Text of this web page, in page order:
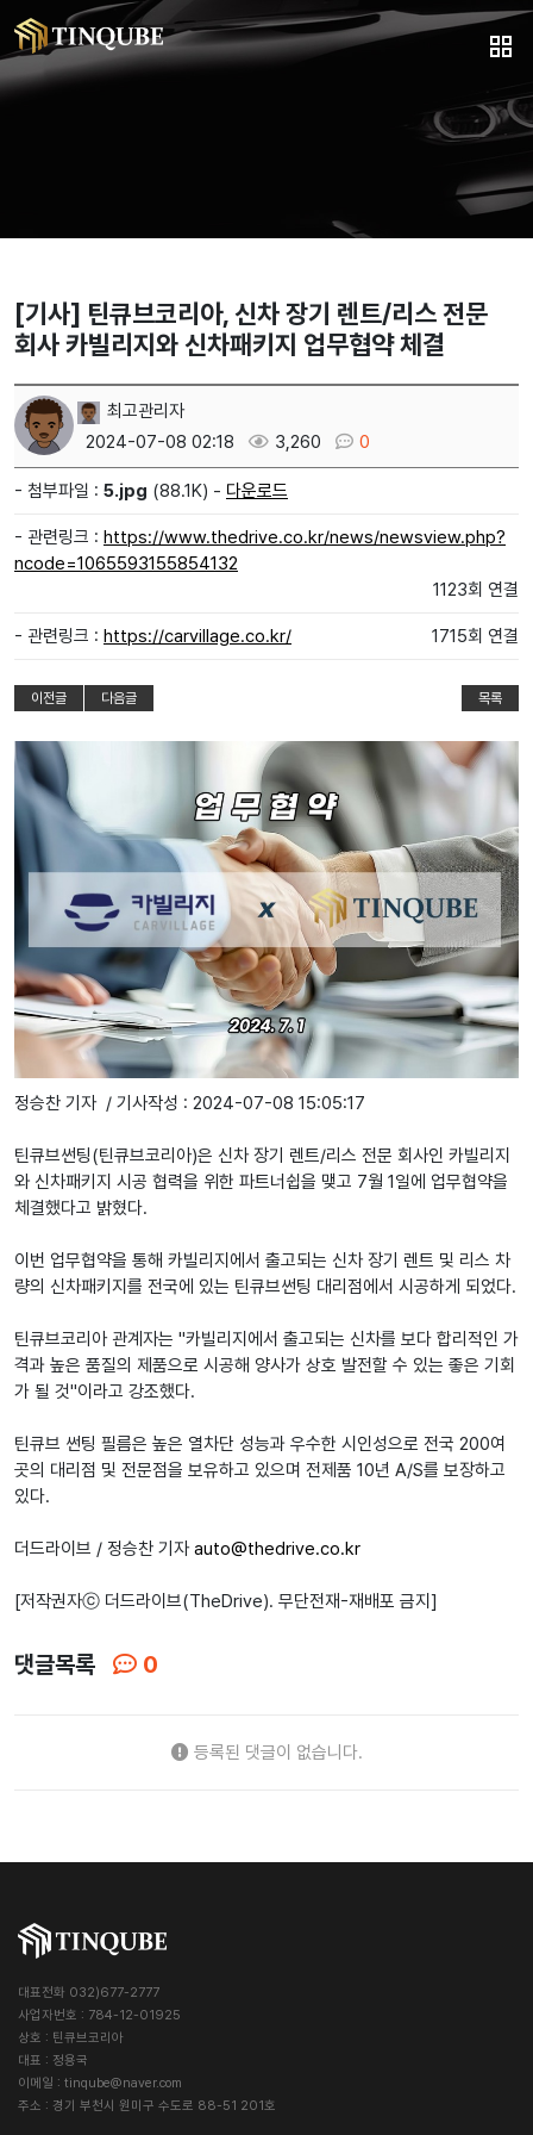
[기사] 틴큐브코리아, 신차 장기 렌트/리스 전문
회사 카빌리지와 신차패키지 업무협약 체결
최고관리자
2024-07-08 02:18
3,260 0
- 첨부파일 : 5.jpg (88.1K) - 다운로드
- 관련링크 : https://www.thedrive.co.kr/news/newsview.php?
ncode=1065593155854132
1123회 연결
- 관련링크 : https://carvillage.co.kr/ 1715회 연결
이전글 다음글 목록
정승찬 기자 / 기사작성 : 2024-07-08 15:05:17
틴큐브썬팅(틴큐브코리아)은 신차 장기 렌트/리스 전문 회사인 카빌리지
와 신차패키지 시공 협력을 위한 파트너쉽을 맺고 7월 1일에 업무협약을
체결했다고 밝혔다.
이번 업무협약을 통해 카빌리지에서 출고되는 신차 장기 렌트 및 리스 차
량의 신차패키지를 전국에 있는 틴큐브썬팅 대리점에서 시공하게 되었다.
틴큐브코리아 관계자는 "카빌리지에서 출고되는 신차를 보다 합리적인 가
격과 높은 품질의 제품으로 시공해 양사가 상호 발전할 수 있는 좋은 기회
가 될 것"이라고 강조했다.
틴큐브 썬팅 필름은 높은 열차단 성능과 우수한 시인성으로 전국 200여
곳의 대리점 및 전문점을 보유하고 있으며 전제품 10년 A/S를 보장하고
있다.
더드라이브 / 정승찬 기자auto@thedrive.co.kr
[저작권자ⓒ 더드라이브(TheDrive). 무단전재-재배포 금지]
댓글목록 0
등록된 댓글이 없습니다.
대표전화 032)677-2777
사업자번호 : 784-12-01925
상호 : 틴큐브코리아
대표 : 정용국
이메일 : tinqube@naver.com
주소 : 경기 부천시 원미구 수도로 88-51 201호